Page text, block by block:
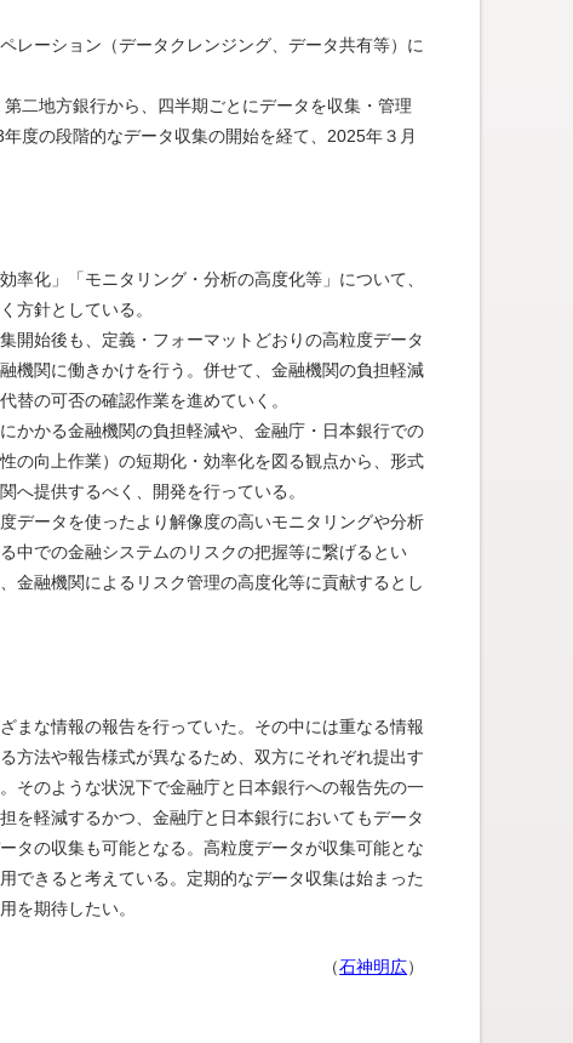
レーション（データクレンジング、データ共有等）に
二地方銀行から、四半期ごとにデータを収集・管理
度の段階的なデータ収集の開始を経て、2025年３月
化」「モニタリング・分析の高度化等」について、
方針としている。
開始後も、定義・フォーマットどおりの高粒度データ
機関に働きかけを行う。併せて、金融機関の負担軽減
替の可否の確認作業を進めていく。
かかる金融機関の負担軽減や、金融庁・日本銀行での
の向上作業）の短期化・効率化を図る観点から、形式
へ提供するべく、開発を行っている。
データを使ったより解像度の高いモニタリングや分析
中での金融システムのリスクの把握等に繋げるとい
金融機関によるリスク管理の高度化等に貢献するとし
まな情報の報告を行っていた。その中には重なる情報
方法や報告様式が異なるため、双方にそれぞれ提出す
そのような状況下で金融庁と日本銀行への報告先の一
を軽減するかつ、金融庁と日本銀行においてもデータ
タの収集も可能となる。高粒度データが収集可能とな
できると考えている。定期的なデータ収集は始まった
を期待したい。
（石神明広）